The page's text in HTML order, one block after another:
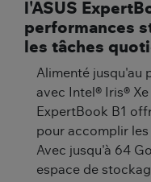
l'ASUS
performances
les tâches
Alimenté jusqu'au
avec Intel® Iris®
ExpertBook B1
pour accomplir
Avec jusqu'à 64
espace de